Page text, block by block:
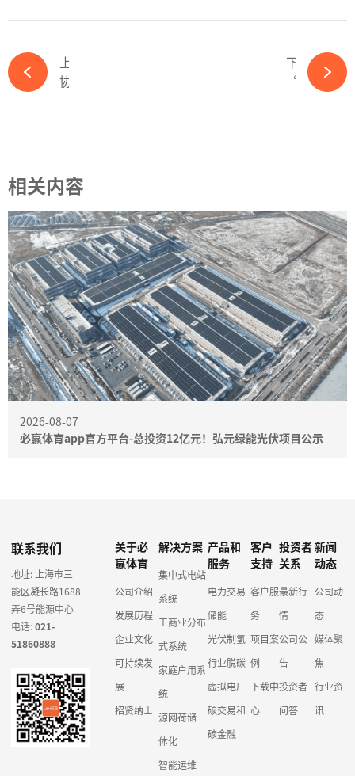
下一篇
“史上最大光伏招标”揭幕在即：“自律联盟”面临生死之局-必赢体育app官方平台
相关内容
2026-08-07
必赢体育app官方平台-总投资12亿元！弘元绿能光伏项目公示
联系我们
地址: 上海市三
能区凝长路1688
弄6号能源中心
电话:021-
51860888
关于必
赢体育
公司介绍
发展历程
企业文化
可持续发
展
招贤纳士
解决方案
集中式电站
系统
工商业分布
式系统
家庭户用系
统
源网荷储一
体化
智能运维
产品和
服务
电力交易
储能
光伏制氢
行业脱碳
虚拟电厂
碳交易和
碳金融
客户
支持
客户服
务
项目案
例
下载中
心
投资者
关系
最新行
情
公司公
告
投资者
问答
新闻
动态
公司动
态
媒体聚
焦
行业资
讯